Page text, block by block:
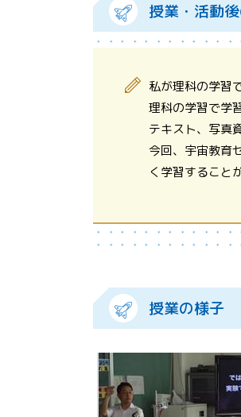
授業・活動
私が理科の学習
理科の学習で学
テキスト、写真
今回、宇宙教育
く学習すること
授業の様子